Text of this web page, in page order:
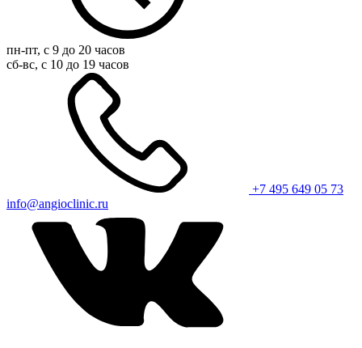
пн-пт, с 9 до 20 часов
сб-вс, с 10 до 19 часов
+7 495 649 05 73
info@angioclinic.ru